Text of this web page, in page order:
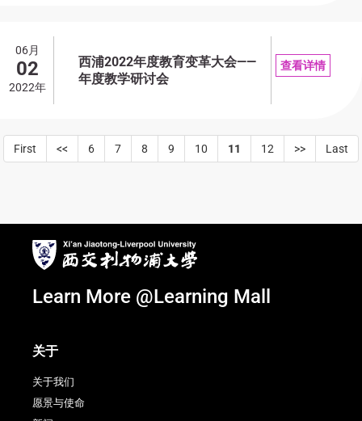
06月
02
2022年
西浦2022年度教育变革大会——
年度教学研讨会
查看详情
First << 6 7 8 9 10 11 12 >> Last
Learn More @Learning Mall
关于
关于我们
愿景与使命